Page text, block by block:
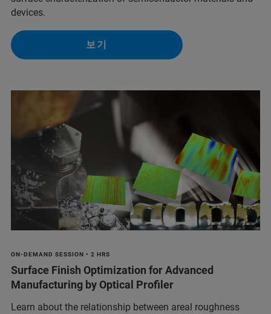
devices.
보기
ON-DEMAND SESSION • 2 HRS
Surface Finish Optimization for Advanced
Manufacturing by Optical Profiler
Learn about the relationship between areal roughness